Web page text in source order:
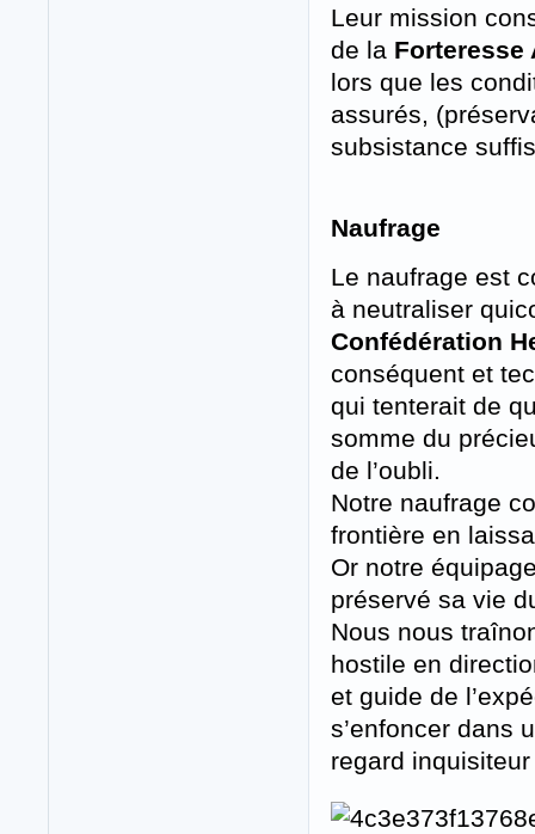
Leur mission
de la Forteresse
lors que les
assurés,
subsistance
Naufrage
Le naufrage est
à neutraliser
Confédération
conséquent et
qui tenterait de
somme du
de l’oubli.
Notre naufrage
frontière en
Or notre
préservé sa vie
Nous nous
hostile en
et guide de
s’enfoncer dans
regard